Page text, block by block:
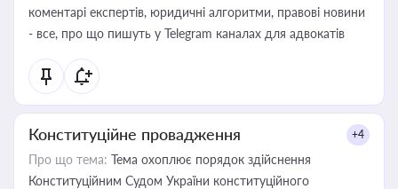
коментарі експертів, юридичні алгоритми, правові новини
- все, про що пишуть у Telegram каналах для адвокатів
Конституційне провадження +4
Про що тема: Тема охоплює порядок здійснення
Конституційним Судом України конституційного